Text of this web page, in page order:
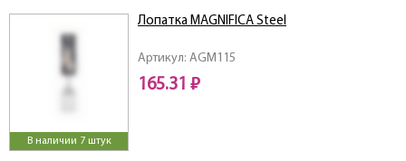
В наличии 7 штук
Артикул: AGM115
Лопатка MAGNIFICA Steel
165.31 ₽